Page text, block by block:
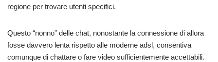
regione per trovare utenti specifici.
Questo “nonno” delle chat, nonostante la connessione di allora
fosse davvero lenta rispetto alle moderne adsl, consentiva
comunque di chattare o fare video sufficientemente accettabili.